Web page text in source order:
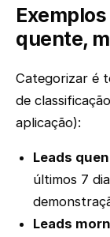
quente,
Categorizar é
de
aplicação):
Leads
últimos 7
Leads